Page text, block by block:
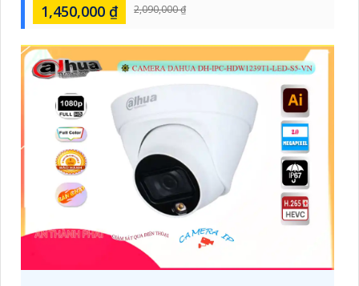
1,450,000 ₫ 2,090,000 ₫